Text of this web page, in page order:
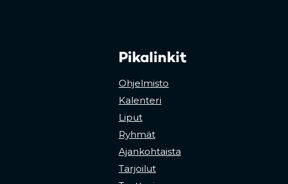
Pikalinkit
Ohjelmisto
Kalenteri
Liput
Ryhmät
Ajankohtaista
Tarjoilut